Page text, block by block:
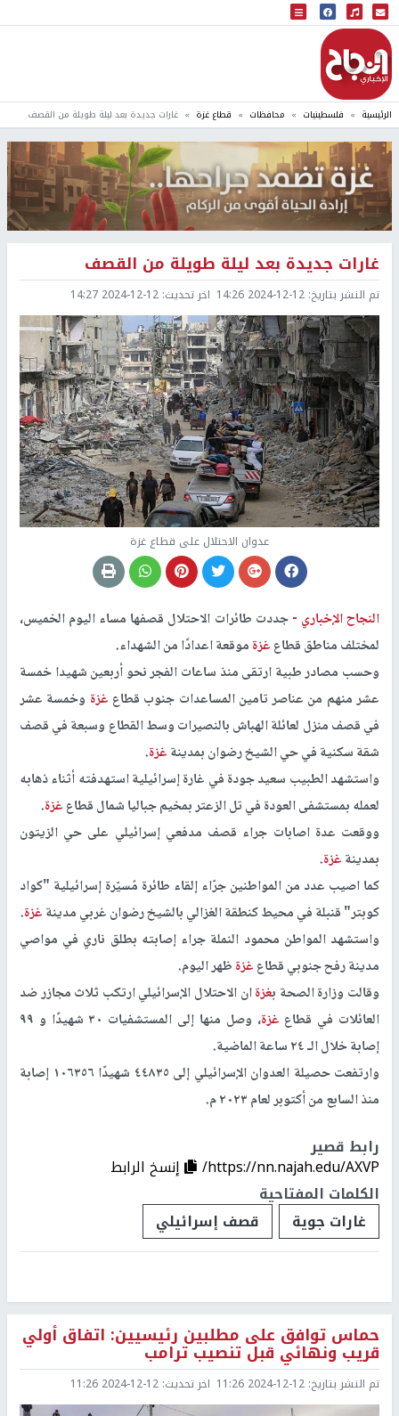
البث المباشر
إذاعة النجاح
الرئيسية فلسطينيات محافظات قطاع غزة غارات جديدة بعد ليلة طويلة من القصف
غارات جديدة بعد ليلة طويلة من القصف
تم النشر بتاريخ: 2024-12-12 14:26 اخر تحديث: 2024-12-12 14:27
عدوان الاحتلال على قطاع غزة
النجاح الإخباري -جددت طائرات الاحتلال قصفها مساء اليوم الخميس،
لمختلف مناطق قطاعغزةموقعة اعدادًا من الشهداء.
وحسب مصادر طبية ارتقى منذ ساعات الفجر نحو أربعين شهيدا خمسة
عشر منهم من عناصر تامين المساعدات جنوب قطاع غزة وخمسة عشر
في قصف منزل لعائلة الهباش بالنصيرات وسط القطاع وسبعة في قصف
شقة سكنية في حي الشيخ رضوان بمدينةغزة.
واستشهد الطبيب سعيد جودة في غارة إسرائيلية استهدفته أثناء ذهابه
لعمله بمستشفى العودة في تل الزعتر بمخيم جباليا شمال قطاعغزة.
ووقعت عدة اصابات جراء قصف مدفعي إسرائيلي على حي الزيتون
بمدينةغزة.
كما اصيب عدد من المواطنين جرّاء إلقاء طائرة مُسيّرة إسرائيلية "كواد
كوبتر" قنبلة في محيط كنطقة الغزالي بالشيخ رضوان غربي مدينةغزة.
واستشهد المواطن محمود النملة جراء إصابته بطلق ناري في مواصي
مدينة رفح جنوبي قطاعغزةظهر اليوم.
وقالت وزارة الصحة بغزةان الاحتلال الإسرائيلي ارتكب ثلاث مجازر ضد
العائلات في قطاع غزة
، وصل منها إلى المستشفيات ٣٠ شهيدًا و ٩٩
إصابة خلال الـ ٢٤ ساعة الماضية.
وارتفعت حصيلة العدوان الإسرائيلي إلى ٤٤٨٣٥ شهيدًا ١٠٦٣٥٦ إصابة
منذ السابع من أكتوبر لعام ٢٠٢٣ م.
رابط قصير
https://nn.najah.edu/AXVP/
إنسخ الرابط
الكلمات المفتاحية
غارات جوية
قصف إسرائيلي
حماس توافق على مطلبين رئيسيين: اتفاق أولي
قريب ونهائي قبل تنصيب ترامب
تم النشر بتاريخ: 2024-12-12 11:26 اخر تحديث: 2024-12-12 11:26